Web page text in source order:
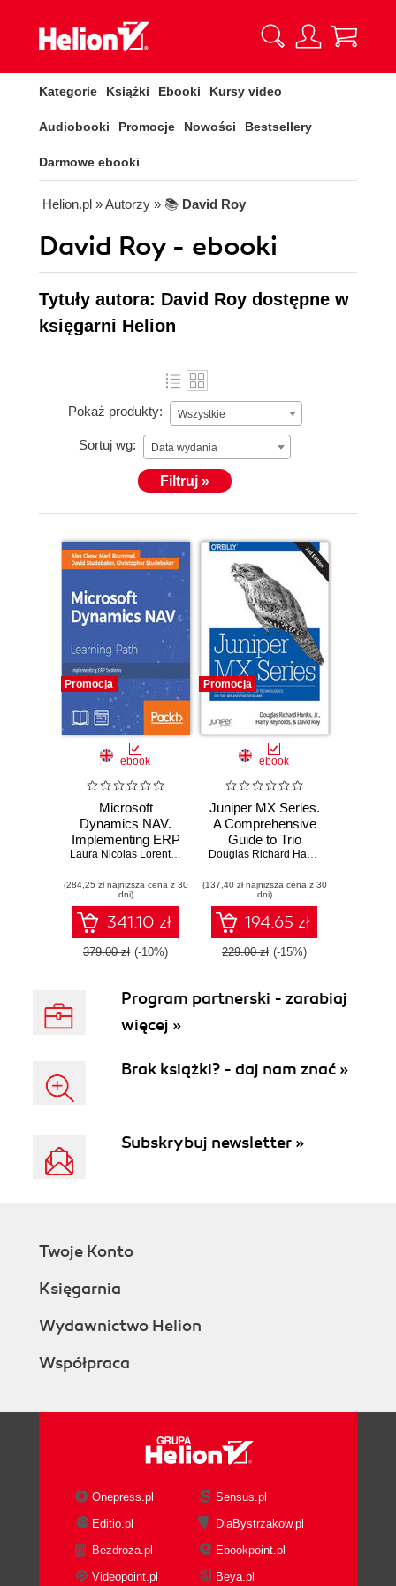
Kategorie Książki Ebooki Kursy video
Audiobooki Promocje Nowości Bestsellery
Darmowe ebooki
Helion.pl » Autorzy » 📚 David Roy
David Roy - ebooki
Tytuły autora: David Roy dostępne w
księgarni Helion
Pokaż produkty: Wszystkie
Sortuj wg: Data wydania
Filtruj »
Promocja
ebook
Microsoft
Dynamics NAV.
Implementing ERP
Systems
Laura Nicolas Lorente, Christopher Studebaker,Marije Brummel
(284,25 zł najniższa cena z 30
dni)
341.10 zł
379.00 zł (-10%)
Promocja
ebook
Juniper MX Series.
A Comprehensive
Guide to Trio
Technologies on
Edition
Douglas Richard Hanks
(137,40 zł najniższa cena z 30
dni)
194.65 zł
229.00 zł (-15%)
Program partnerski - zarabiaj
więcej »
Brak książki? - daj nam znać »
Subskrybuj newsletter »
Twoje Konto
Księgarnia
Wydawnictwo Helion
Współpraca
Onepress.pl
Sensus.pl
Editio.pl
DlaBystrzakow.pl
Bezdroza.pl
Ebookpoint.pl
Videopoint.pl
Beya.pl